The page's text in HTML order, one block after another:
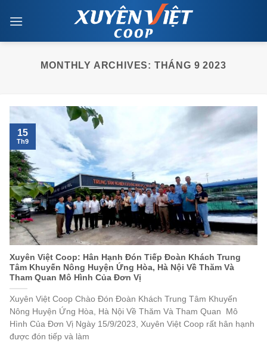
MONTHLY ARCHIVES: THÁNG 9 2023
Xuyên Việt Coop: Hân Hạnh Đón Tiếp Đoàn Khách Trung
Tâm Khuyến Nông Huyện Ứng Hòa, Hà Nội Về Thăm Và
Tham Quan Mô Hình Của Đơn Vị
Xuyên Việt Coop Chào Đón Đoàn Khách Trung Tâm Khuyến
Nông Huyện Ứng Hòa, Hà Nội Về Thăm Và Tham Quan Mô
Hình Của Đơn Vị Ngày 15/9/2023, Xuyên Việt Coop rất hân hạnh
được đón tiếp và làm
15
Th9